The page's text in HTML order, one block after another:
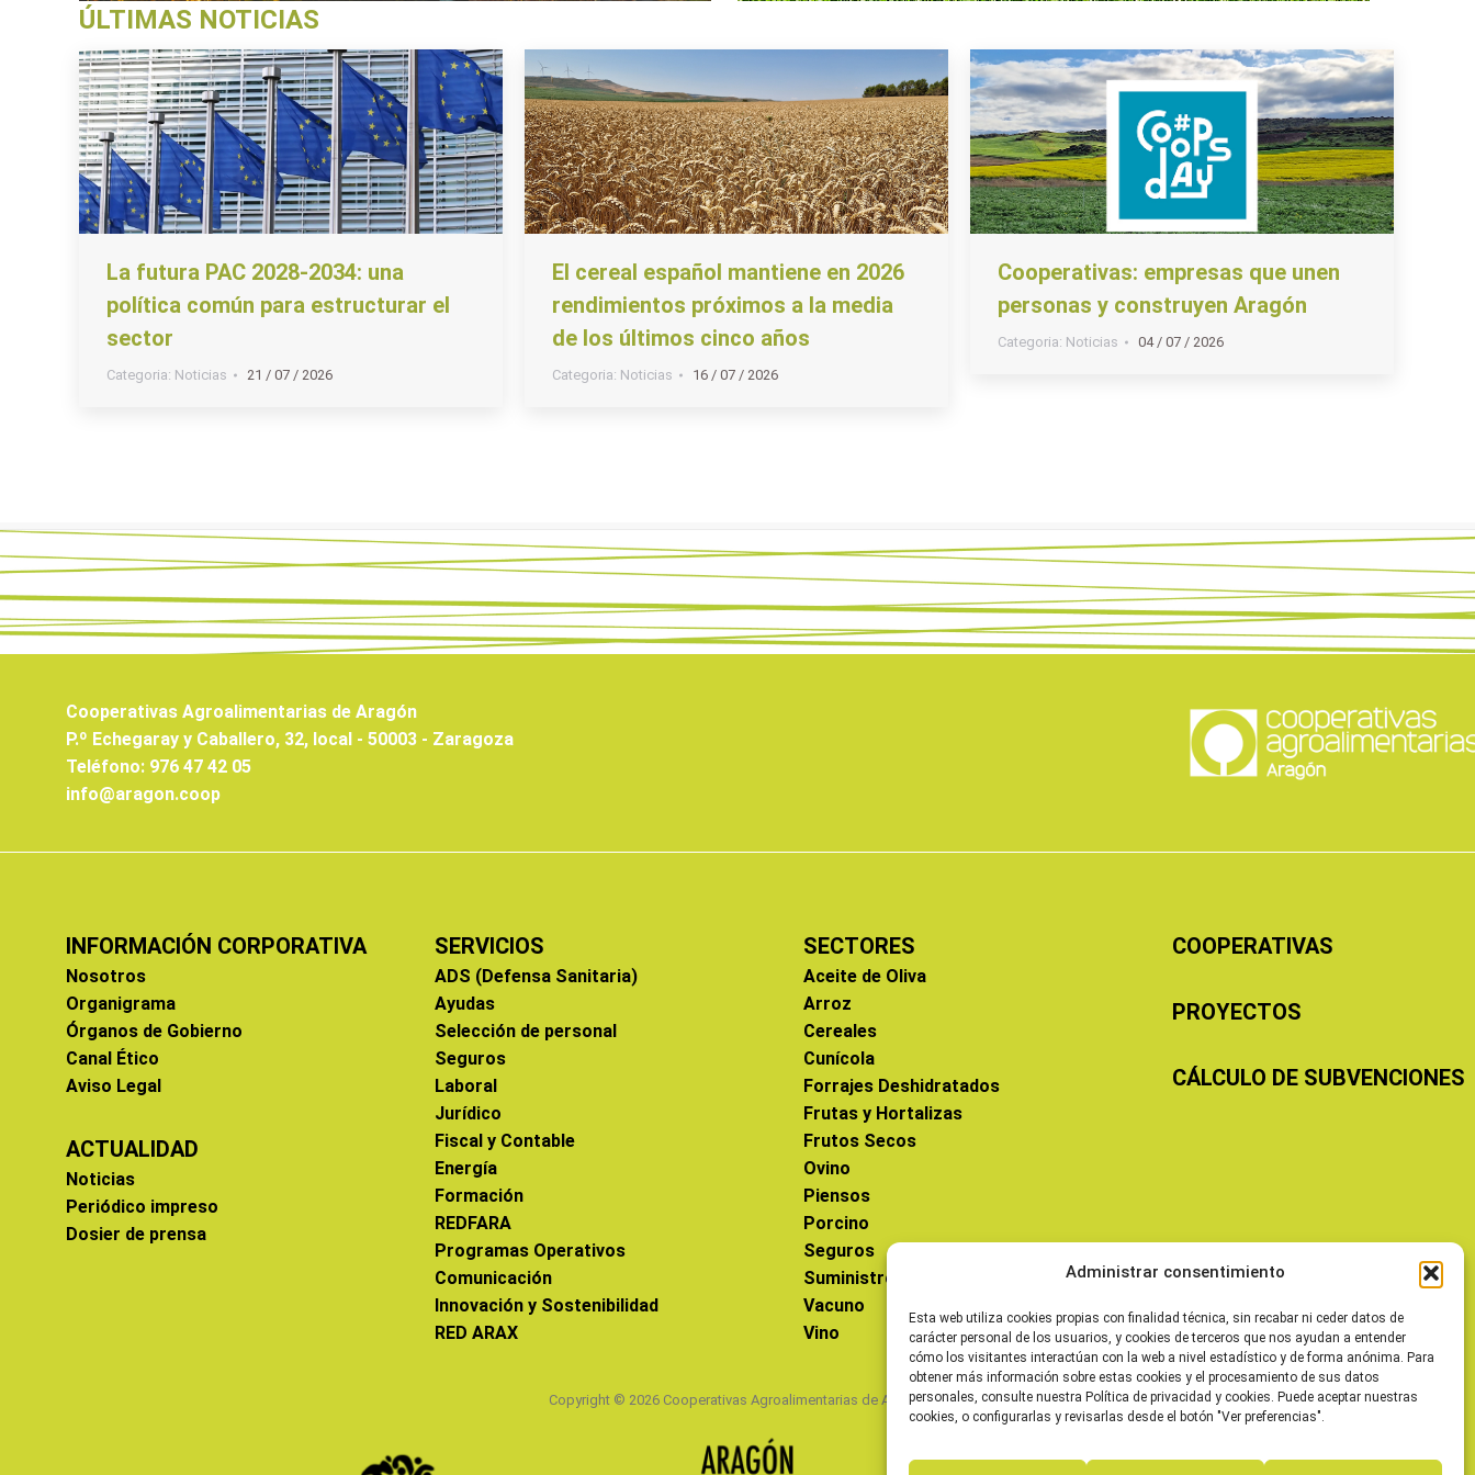
Administrar consentimiento
Esta web utiliza cookies propias con finalidad técnica, sin recabar ni ceder datos de
carácter personal de los usuarios, y cookies de terceros que nos ayudan a entender
cómo los visitantes interactúan con la web a nivel estadístico y de forma anónima. Para
obtener más información sobre estas cookies y el procesamiento de sus datos
personales, consulte nuestra Política de privacidad y cookies. Puede aceptar nuestras
cookies, o configurarlas y revisarlas desde el botón "Ver preferencias".
ÚLTIMAS NOTICIAS
La futura PAC 2028-2034: una
política común para estructurar el
sector
Categoria: Noticias 21 / 07 / 2026
El cereal español mantiene en 2026
rendimientos próximos a la media
de los últimos cinco años
Categoria: Noticias 16 / 07 / 2026
Cooperativas: empresas que unen
personas y construyen Aragón
Categoria: Noticias 04 / 07 / 2026
Cooperativas Agroalimentarias de Aragón
P.º Echegaray y Caballero, 32, local - 50003 - Zaragoza
Teléfono: 976 47 42 05
info@aragon.coop
INFORMACIÓN CORPORATIVA
Nosotros
Organigrama
Órganos de Gobierno
Canal Ético
Aviso Legal
ACTUALIDAD
Noticias
Periódico impreso
Dosier de prensa
SERVICIOS
ADS (Defensa Sanitaria)
Ayudas
Selección de personal
Seguros
Laboral
Jurídico
Fiscal y Contable
Energía
Formación
REDFARA
Programas Operativos
Comunicación
Innovación y Sostenibilidad
RED ARAX
SECTORES
Aceite de Oliva
Arroz
Cereales
Cunícola
Forrajes Deshidratados
Frutas y Hortalizas
Frutos Secos
Ovino
Piensos
Porcino
Seguros
Suministros
Vacuno
Vino
COOPERATIVAS
PROYECTOS
CÁLCULO DE SUBVENCIONES
Copyright © 2026 Cooperativas Agroalimentarias de Aragón